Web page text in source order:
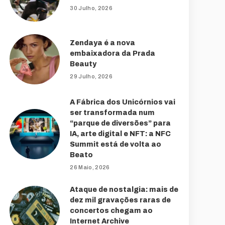
30 Julho, 2026
Zendaya é a nova
embaixadora da Prada
Beauty
29 Julho, 2026
A Fábrica dos Unicórnios vai
ser transformada num
“parque de diversões” para
IA, arte digital e NFT: a NFC
Summit está de volta ao
Beato
26 Maio, 2026
Ataque de nostalgia: mais de
dez mil gravações raras de
concertos chegam ao
Internet Archive